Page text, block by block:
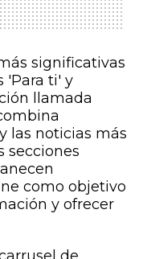
significativas
'Para ti' y
llamada
las noticias más
secciones
como objetivo
y ofrecer